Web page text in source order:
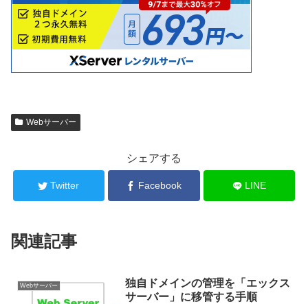
Webサーバー
シェアする
Twitter Facebook LINE
関連記事
Webサーバー
独自ドメインの管理を「エックス
サーバー」に移管する手順